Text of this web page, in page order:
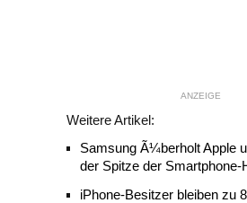
ANZEIGE
Weitere Artikel:
Samsung Ã¼berholt Apple
der Spitze der Smartphone-
iPhone-Besitzer bleiben zu